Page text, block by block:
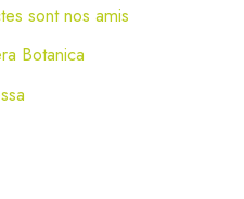
sont nos amis
Botanica